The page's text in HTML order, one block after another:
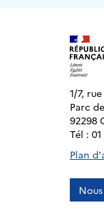
1/7,
Parc
92298
Tél : 01
Plan